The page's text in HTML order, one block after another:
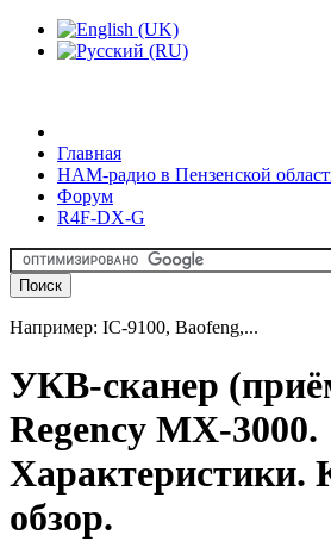
Главная
HAM-радио в Пензенской
Форум
R4F-DX-G
Например: IC-9100, Baofeng,...
УКВ-сканер
Regency MX-3000.
Характеристики.
обзор.